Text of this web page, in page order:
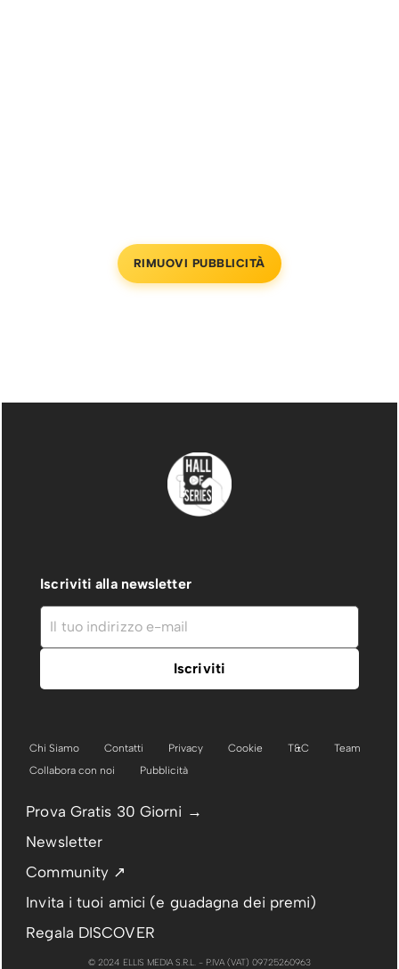
RIMUOVI PUBBLICITÀ
Iscriviti alla newsletter
Chi Siamo Contatti Privacy Cookie T&C
Team
Collabora con noi
Pubblicità
Prova Gratis 30 Giorni →
Newsletter
Community ↗
Invita i tuoi amici (e guadagna dei premi)
Regala DISCOVER
© 2024 ELLIS MEDIA S.R.L. - P.IVA (VAT) 09725260963